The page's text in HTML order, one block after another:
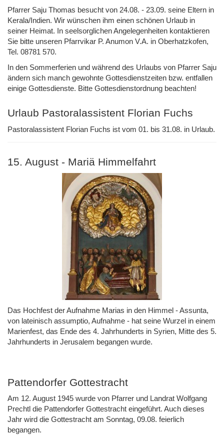
Pfarrer Saju Thomas besucht von 24.08. - 23.09. seine Eltern in
Kerala/Indien. Wir wünschen ihm einen schönen Urlaub in
seiner Heimat. In seelsorglichen Angelegenheiten kontaktieren
Sie bitte unseren Pfarrvikar P. Anumon V.A. in Oberhatzkofen,
Tel. 08781 570.
In den Sommerferien und während des Urlaubs von Pfarrer Saju
ändern sich manch gewohnte Gottesdienstzeiten bzw. entfallen
einige Gottesdienste. Bitte Gottesdienstordnung beachten!
Urlaub Pastoralassistent Florian Fuchs
Pastoralassistent Florian Fuchs ist vom 01. bis 31.08. in Urlaub.
15. August - Mariä Himmelfahrt
Das Hochfest der Aufnahme Marias in den Himmel - Assunta,
von lateinisch assumptio, Aufnahme - hat seine Wurzel in einem
Marienfest, das Ende des 4. Jahrhunderts in Syrien, Mitte des 5.
Jahrhunderts in Jerusalem begangen wurde.
Pattendorfer Gottestracht
Am 12. August 1945 wurde von Pfarrer und Landrat Wolfgang
Prechtl die Pattendorfer Gottestracht eingeführt. Auch dieses
Jahr wird die Gottestracht am Sonntag, 09.08. feierlich
begangen.